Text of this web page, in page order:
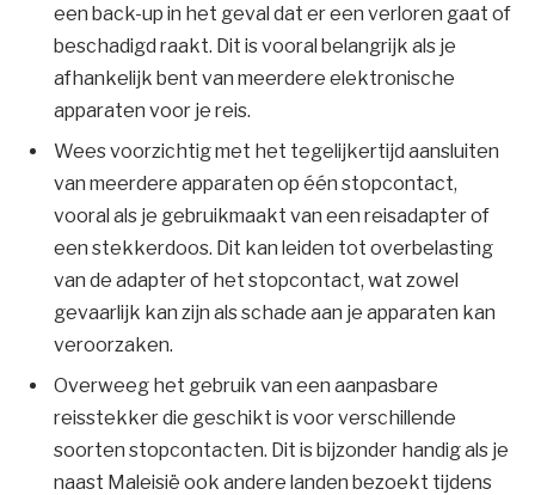
een back-up in het geval dat er een verloren gaat of
beschadigd raakt. Dit is vooral belangrijk als je
afhankelijk bent van meerdere elektronische
apparaten voor je reis.
Wees voorzichtig met het tegelijkertijd aansluiten
van meerdere apparaten op één stopcontact,
vooral als je gebruikmaakt van een reisadapter of
een stekkerdoos. Dit kan leiden tot overbelasting
van de adapter of het stopcontact, wat zowel
gevaarlijk kan zijn als schade aan je apparaten kan
veroorzaken.
Overweeg het gebruik van een aanpasbare
reisstekker die geschikt is voor verschillende
soorten stopcontacten. Dit is bijzonder handig als je
naast Maleisië ook andere landen bezoekt tijdens